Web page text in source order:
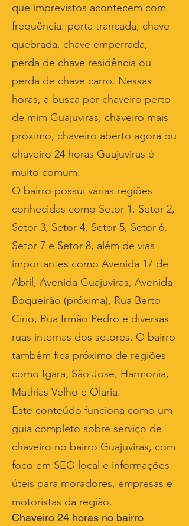
que imprevistos acontecem com
frequência: porta trancada, chave
quebrada, chave emperrada,
perda de chave residência ou
perda de chave carro. Nessas
horas, a busca por chaveiro perto
de mim Guajuviras, chaveiro mais
próximo, chaveiro aberto agora ou
chaveiro 24 horas Guajuviras é
muito comum.
O bairro possui várias regiões
conhecidas como Setor 1, Setor 2,
Setor 3, Setor 4, Setor 5, Setor 6,
Setor 7 e Setor 8, além de vias
importantes como Avenida 17 de
Abril, Avenida Guajuviras, Avenida
Boqueirão (próxima), Rua Berto
Círio, Rua Irmão Pedro e diversas
ruas internas dos setores. O bairro
também fica próximo de regiões
como Igara, São José, Harmonia,
Mathias Velho e Olaria.
Este conteúdo funciona como um
guia completo sobre serviço de
chaveiro no bairro Guajuviras, com
foco em SEO local e informações
úteis para moradores, empresas e
motoristas da região.
Chaveiro 24 horas no bairro